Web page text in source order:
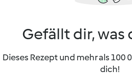
Gefällt dir, was
Dieses Rezept und mehr als 100
dich!